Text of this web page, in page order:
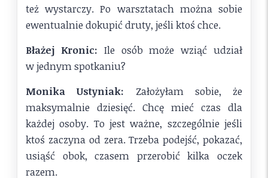
też wystarczy. Po warsztatach można sobie
ewentualnie dokupić druty, jeśli ktoś chce.
Błażej Kronic: Ile osób może wziąć udział
w jednym spotkaniu?
Monika Ustyniak: Założyłam sobie, że
maksymalnie dziesięć. Chcę mieć czas dla
każdej osoby. To jest ważne, szczególnie jeśli
ktoś zaczyna od zera. Trzeba podejść, pokazać,
usiąść obok, czasem przerobić kilka oczek
razem.